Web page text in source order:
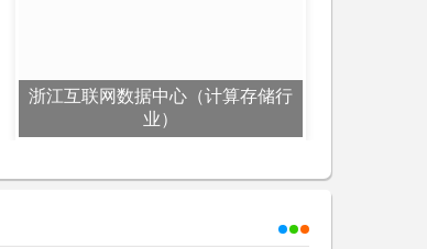
浙江互联网数据中心（计算存储行
业）